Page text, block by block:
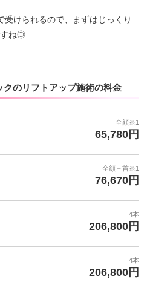
受けられるので、まずはじっくり
すね◎
のリフトアップ施術の料金
全顔※1
65,780円
全顔＋首※1
76,670円
4本
206,800円
4本
206,800円